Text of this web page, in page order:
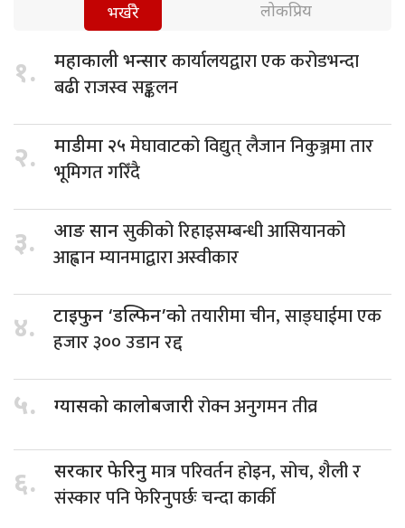
भर्खरै लोकप्रिय
१. महाकाली भन्सारकार्यालयद्वारा एक करोडभन्दा
बढी राजस्व सङ्कलन
२. माडीमा २५ मेघावाटको विद्युत् लैजान निकुञ्जमा तार
भूमिगत गरिँदै
३. आङ सानसुकीको रिहाइसम्बन्धी आसियानको
आह्वान म्यानमाद्वारा अस्वीकार
४. टाइफुन ‘डल्फिन’कोतयारीमा चीन, साङ्घाईमा एक
हजार ३०० उडान रद्द
५. ग्यासको कालोबजारीरोक्न अनुगमन तीव्र
६. सरकार फेरिनुमात्र परिवर्तन होइन, सोच, शैली र
संस्कार पनि फेरिनुपर्छः चन्दा कार्की